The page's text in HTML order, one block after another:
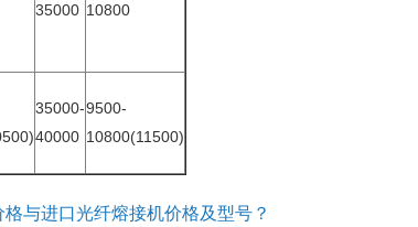
35000 10800
35000-
40000
9500-
10800(11500)
与进口光纤熔接机价格及型号？